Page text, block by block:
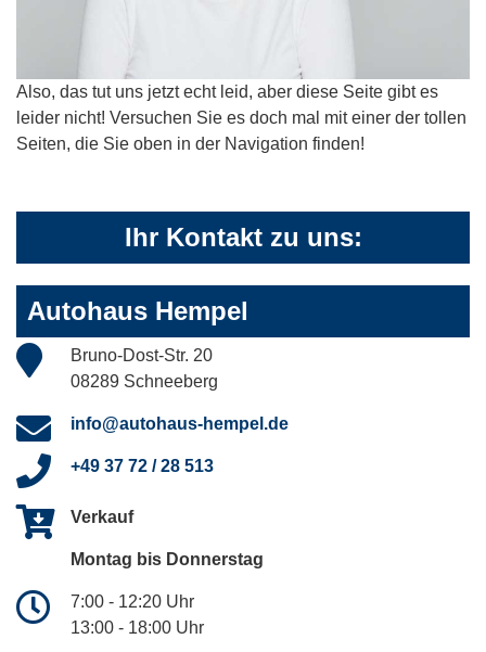
Also, das tut uns jetzt echt leid, aber diese Seite gibt es
leider nicht! Versuchen Sie es doch mal mit einer der tollen
Seiten, die Sie oben in der Navigation finden!
Ihr Kontakt zu uns:
Autohaus Hempel
Bruno-Dost-Str. 20
08289 Schneeberg
info@autohaus-hempel.de
+49 37 72 / 28 513
Verkauf
Montag bis Donnerstag
7:00 - 12:20 Uhr
13:00 - 18:00 Uhr